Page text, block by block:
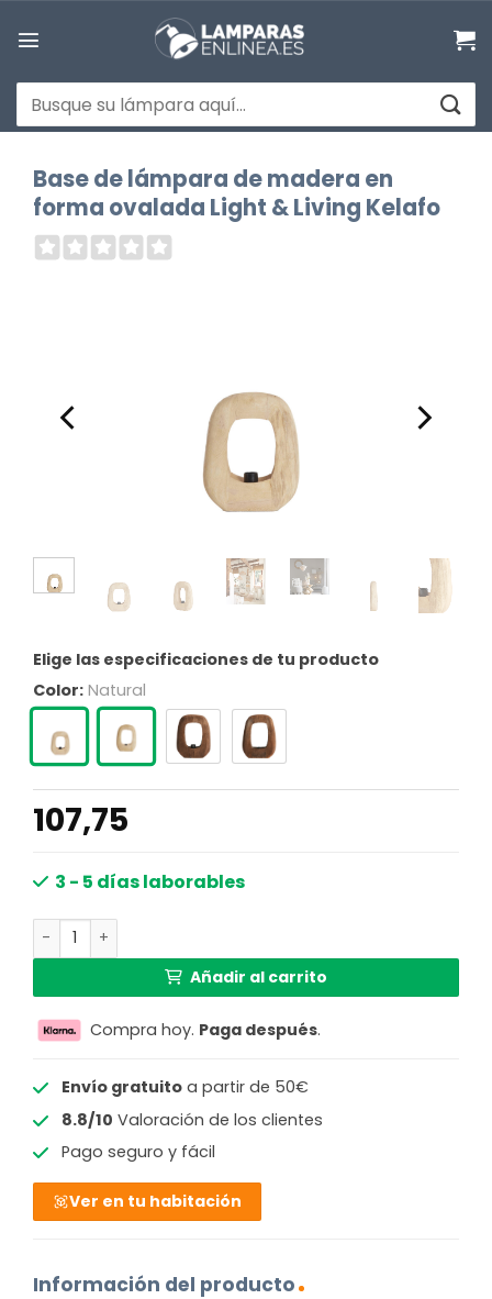
Buscar
por:
Base de lámpara de madera en
forma ovalada Light & Living Kelafo
Elige las especificaciones de tu producto
Color: Natural
107,75
3 - 5 días laborables
Base de lámpara de madera en forma ovalada Light &
Añadir al carrito
Compra hoy. Paga después.
Envío gratuitoa partir de 50€
8.8/10 Valoración de los clientes
Pago seguro y fácil
Ver en tu habitación
Información del producto